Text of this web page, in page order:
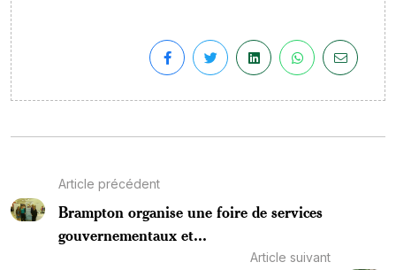
Article précédent
Brampton organise une foire de services
gouvernementaux et...
Article suivant